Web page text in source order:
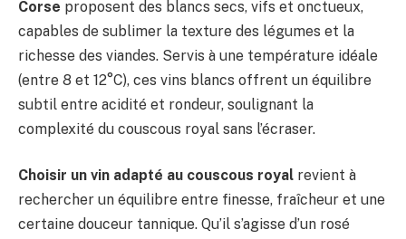
Corse proposent des blancs secs, vifs et onctueux,
capables de sublimer la texture des légumes et la
richesse des viandes. Servis à une température idéale
(entre 8 et 12°C), ces vins blancs offrent un équilibre
subtil entre acidité et rondeur, soulignant la
complexité du couscous royal sans l’écraser.
Choisir un vin adapté au couscous royal revient à
rechercher un équilibre entre finesse, fraîcheur et une
certaine douceur tannique. Qu’il s’agisse d’un rosé